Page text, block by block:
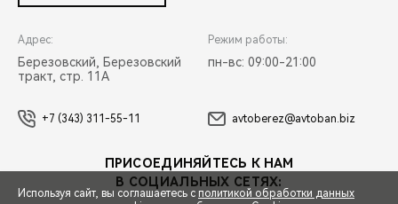
Адрес:
Березовский, Березовский
тракт, стр. 11А
Режим работы:
пн-вс: 09:00-21:00
+7 (343) 311-55-11 avtoberez@avtoban.biz
ПРИСОЕДИНЯЙТЕСЬ К НАМ
В СОЦИАЛЬНЫХ СЕТЯХ:
Используя сайт, вы соглашаетесь с политикой обработки данных